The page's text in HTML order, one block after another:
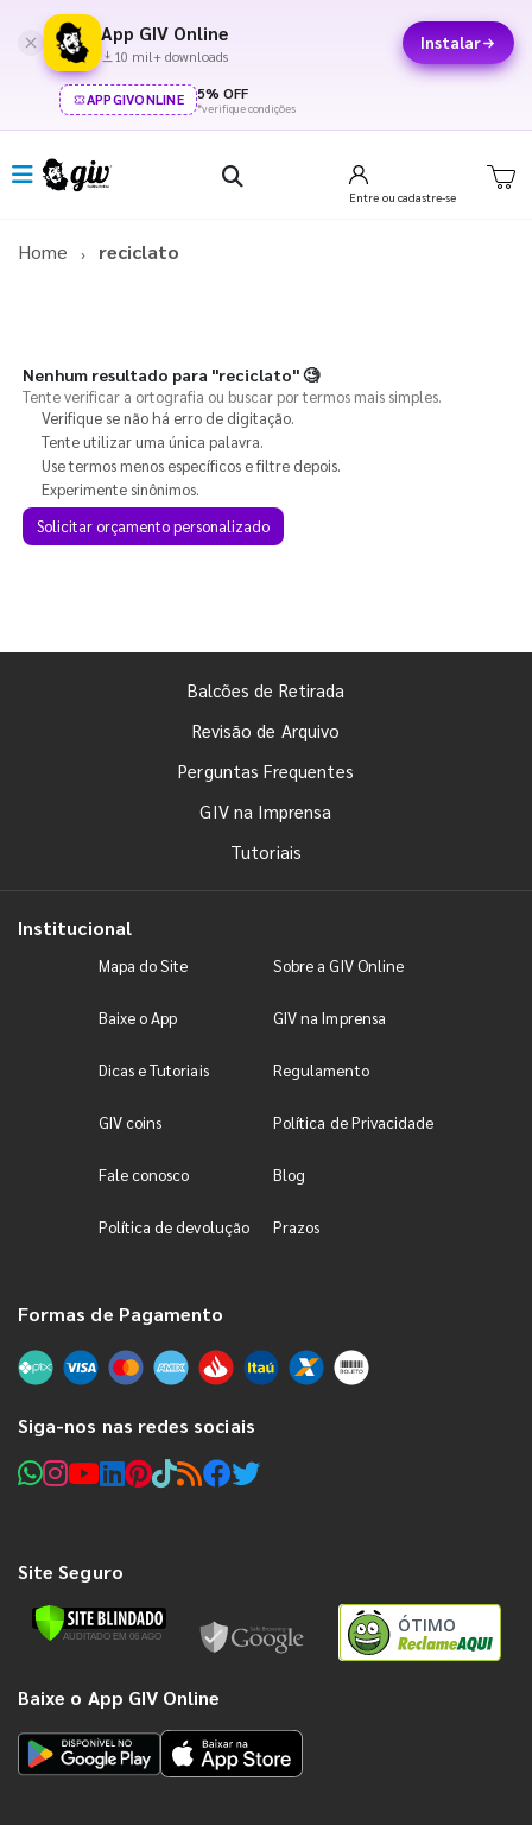
App GIV Online
10 mil+ downloads
Instalar
APPGIVONLINE 5% OFF
*verifique condições
Entre ou cadastre-se
Home reciclato
Nenhum resultado para "reciclato"🧐
Tente verificar a ortografia ou buscar por termos mais simples.
Verifique se não há erro de digitação.
Tente utilizar uma única palavra.
Use termos menos específicos e filtre depois.
Experimente sinônimos.
Solicitar orçamento personalizado
Balcões de Retirada
Revisão de Arquivo
Perguntas Frequentes
GIV na Imprensa
Tutoriais
Institucional
Mapa do Site Sobre a GIV Online
Baixe o App GIV na Imprensa
Dicas e Tutoriais Regulamento
GIV coins Política de Privacidade
Fale conosco Blog
Política de devolução Prazos
Formas de Pagamento
Siga-nos nas redes sociais
Site Seguro
ÓTIMO
Baixe o App GIV Online